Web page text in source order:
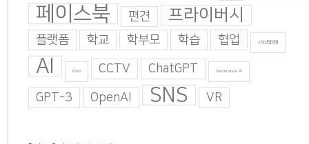
페이스북 편견 프라이버시
플랫폼 학교 학부모 학습 협업 4차산업혁명
AI Burn CCTV ChatGPT Generative AI
GPT-3 OpenAI SNS VR